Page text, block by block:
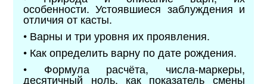
особенности. Устоявшиеся заблуждения и
отличия от касты.
• Варны и три уровня их проявления.
• Как определить варну по дате рождения.
• Формула расчёта, числа-маркеры,
десятичный ноль, как показатель смены